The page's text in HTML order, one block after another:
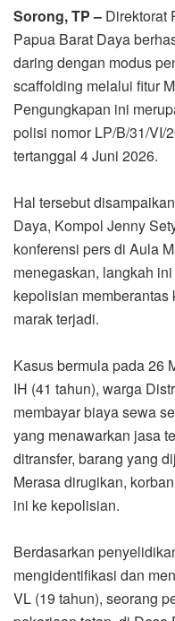
Sorong, TP – Direktorat
Papua Barat Daya
daring dengan modus
scaffolding melalui fitur
Pengungkapan ini
polisi nomor LP/B/31/VI/
tertanggal 4 Juni 2026.
Hal tersebut
Daya, Kompol Jenny
konferensi pers di Aula
menegaskan, langkah
kepolisian
marak terjadi.
Kasus bermula pada 26
IH (41 tahun), warga
membayar biaya sewa
yang menawarkan jasa
ditransfer, barang yang
Merasa dirugikan,
ini ke kepolisian.
Berdasarkan
mengidentifikasi dan
VL (19 tahun), seorang